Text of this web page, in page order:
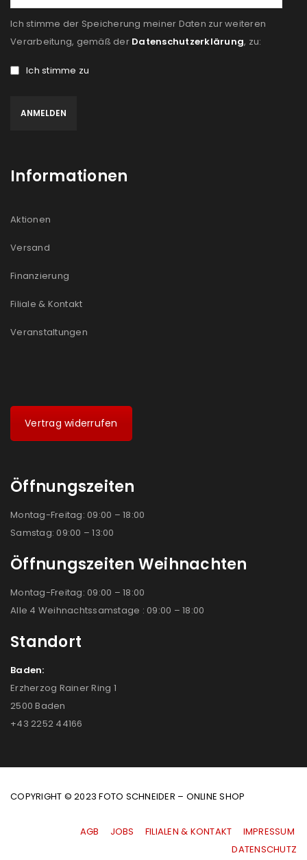
Ich stimme der Speicherung meiner Daten zur weiteren
Verarbeitung, gemäß der Datenschutzerklärung, zu:
Ich stimme zu
Informationen
Aktionen
Versand
Finanzierung
Filiale & Kontakt
Veranstaltungen
Vertrag widerrufen
Öffnungszeiten
Montag-Freitag: 09:00 – 18:00
Samstag: 09:00 – 13:00
Öffnungszeiten Weihnachten
Montag-Freitag: 09:00 – 18:00
Alle 4 Weihnachtssamstage : 09:00 – 18:00
Standort
Baden:
Erzherzog Rainer Ring 1
2500 Baden
+43 2252 44166
COPYRIGHT © 2023 FOTO SCHNEIDER – ONLINE SHOP
AGB JOBS FILIALEN & KONTAKT
IMPRESSUM
|DATENSCHUTZ